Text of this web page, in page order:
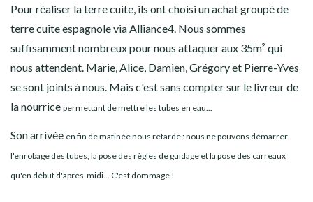
Pour réaliser la terre cuite, ils ont choisi un achat groupé de
terre cuite espagnole via Alliance4. Nous sommes
suffisamment nombreux pour nous attaquer aux 35m² qui
nous attendent. Marie, Alice, Damien, Grégory et Pierre-Yves
se sont joints à nous. Mais c'est sans compter sur le livreur de
la nourrice permettant de mettre les tubes en eau...
Son arrivée en fin de matinéenous retarde : nous ne pouvons démarrer
l'enrobage des tubes, la pose des règles de guidage et la pose des carreaux
qu'en début d'après-midi... C'est dommage !